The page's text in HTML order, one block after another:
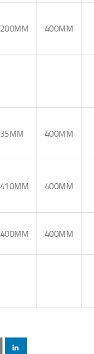
200MM 400MM
35MM 400MM
410MM 400MM
400MM 400MM